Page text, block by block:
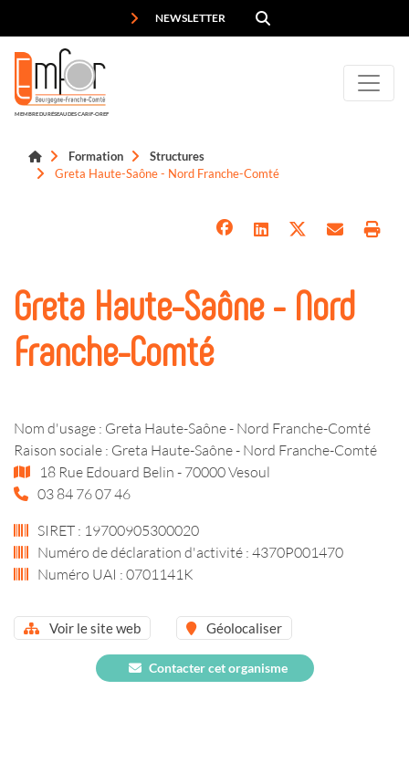
NEWSLETTER
MEMBRE DU RÉSEAU DES CARIF-OREF
Formation
Structures
Greta Haute-Saône - Nord Franche-Comté
Greta Haute-Saône - Nord
Franche-Comté
Nom d'usage : Greta Haute-Saône - Nord Franche-Comté
Raison sociale : Greta Haute-Saône - Nord Franche-Comté
18 Rue Edouard Belin - 70000 Vesoul
03 84 76 07 46
SIRET : 19700905300020
Numéro de déclaration d'activité : 4370P001470
Numéro UAI : 0701141K
Voir le site web Géolocaliser
Contacter cet organisme
Panneau de gestion des cookies